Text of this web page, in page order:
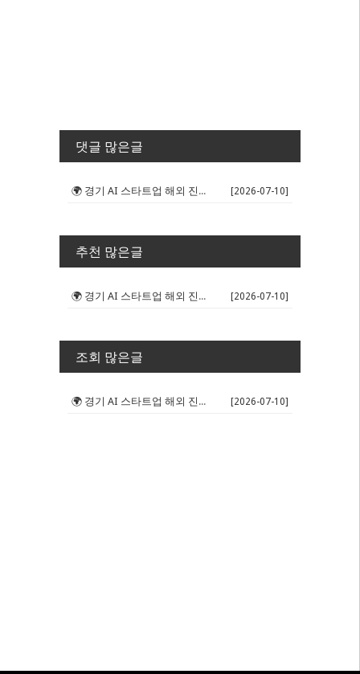
댓글 많은글
🌍 경기 AI 스타트업 해외 진출 판... [2026-07-10]
추천 많은글
🌍 경기 AI 스타트업 해외 진출 판... [2026-07-10]
조회 많은글
🌍 경기 AI 스타트업 해외 진출 판... [2026-07-10]